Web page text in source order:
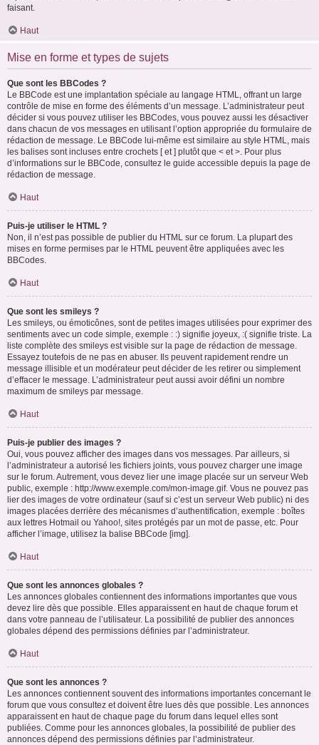
faisant.
Haut
Mise en forme et types de sujets
Que sont les BBCodes ?
Le BBCode est une implantation spéciale au langage HTML, offrant un large
contrôle de mise en forme des éléments d’un message. L’administrateur peut
décider si vous pouvez utiliser les BBCodes, vous pouvez aussi les désactiver
dans chacun de vos messages en utilisant l’option appropriée du formulaire de
rédaction de message. Le BBCode lui-même est similaire au style HTML, mais
les balises sont incluses entre crochets [ et ] plutôt que < et >. Pour plus
d’informations sur le BBCode, consultez le guide accessible depuis la page de
rédaction de message.
Haut
Puis-je utiliser le HTML ?
Non, il n’est pas possible de publier du HTML sur ce forum. La plupart des
mises en forme permises par le HTML peuvent être appliquées avec les
BBCodes.
Haut
Que sont les smileys ?
Les smileys, ou émoticônes, sont de petites images utilisées pour exprimer des
sentiments avec un code simple, exemple : :) signifie joyeux, :( signifie triste. La
liste complète des smileys est visible sur la page de rédaction de message.
Essayez toutefois de ne pas en abuser. Ils peuvent rapidement rendre un
message illisible et un modérateur peut décider de les retirer ou simplement
d’effacer le message. L’administrateur peut aussi avoir défini un nombre
maximum de smileys par message.
Haut
Puis-je publier des images ?
Oui, vous pouvez afficher des images dans vos messages. Par ailleurs, si
l’administrateur a autorisé les fichiers joints, vous pouvez charger une image
sur le forum. Autrement, vous devez lier une image placée sur un serveur Web
public, exemple : http://www.exemple.com/mon-image.gif. Vous ne pouvez pas
lier des images de votre ordinateur (sauf si c’est un serveur Web public) ni des
images placées derrière des mécanismes d’authentification, exemple : boîtes
aux lettres Hotmail ou Yahoo!, sites protégés par un mot de passe, etc. Pour
afficher l’image, utilisez la balise BBCode [img].
Haut
Que sont les annonces globales ?
Les annonces globales contiennent des informations importantes que vous
devez lire dès que possible. Elles apparaissent en haut de chaque forum et
dans votre panneau de l’utilisateur. La possibilité de publier des annonces
globales dépend des permissions définies par l’administrateur.
Haut
Que sont les annonces ?
Les annonces contiennent souvent des informations importantes concernant le
forum que vous consultez et doivent être lues dès que possible. Les annonces
apparaissent en haut de chaque page du forum dans lequel elles sont
publiées. Comme pour les annonces globales, la possibilité de publier des
annonces dépend des permissions définies par l’administrateur.